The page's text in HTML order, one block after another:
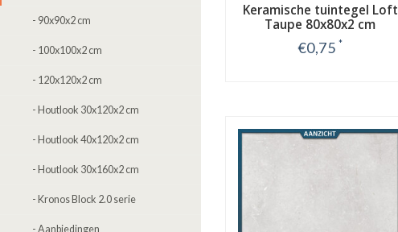
- 90x90x2 cm
- 100x100x2 cm
- 120x120x2 cm
- Houtlook 30x120x2 cm
- Houtlook 40x120x2 cm
- Houtlook 30x160x2 cm
- Kronos Block 2.0 serie
- Aanbiedingen
Keramische tuintegel Loft
Taupe 80x80x2 cm
€0,75 *